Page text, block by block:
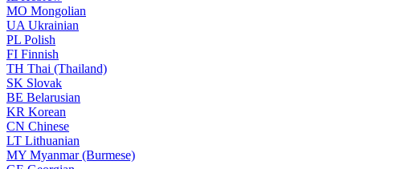
MO Mongolian
UA Ukrainian
PL Polish
FI Finnish
TH Thai (Thailand)
SK Slovak
BE Belarusian
KR Korean
CN Chinese
LT Lithuanian
MY Myanmar (Burmese)